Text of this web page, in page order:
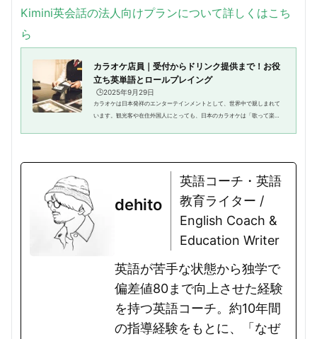
Kimini英会話の法人向けプランについて詳しくはこち
ら
カラオケ店員｜受付からドリンク提供まで！お役
立ち英単語とロールプレイング
🕒️2025年9月29日
カラオケは日本発祥のエンターテインメントとして、世界中で親しまれて
います。観光客や在住外国人にとっても、日本のカラオケは「歌って楽し
dehito
英語コーチ・英語
教育ライター /
English Coach &
Education Writer
英語が苦手な状態から独学で
偏差値80まで向上させた経験
を持つ英語コーチ。約10年間
の指導経験をもとに、「なぜ